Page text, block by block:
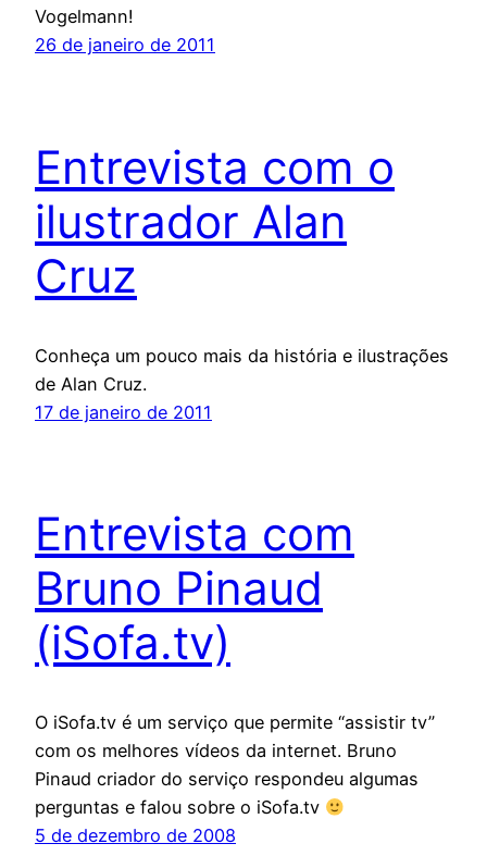
Vogelmann!
26 de janeiro de 2011
Entrevista com o
ilustrador Alan
Cruz
Conheça um pouco mais da história e ilustrações
de Alan Cruz.
17 de janeiro de 2011
Entrevista com
Bruno Pinaud
(iSofa.tv)
O iSofa.tv é um serviço que permite “assistir tv”
com os melhores vídeos da internet. Bruno
Pinaud criador do serviço respondeu algumas
perguntas e falou sobre o iSofa.tv
5 de dezembro de 2008